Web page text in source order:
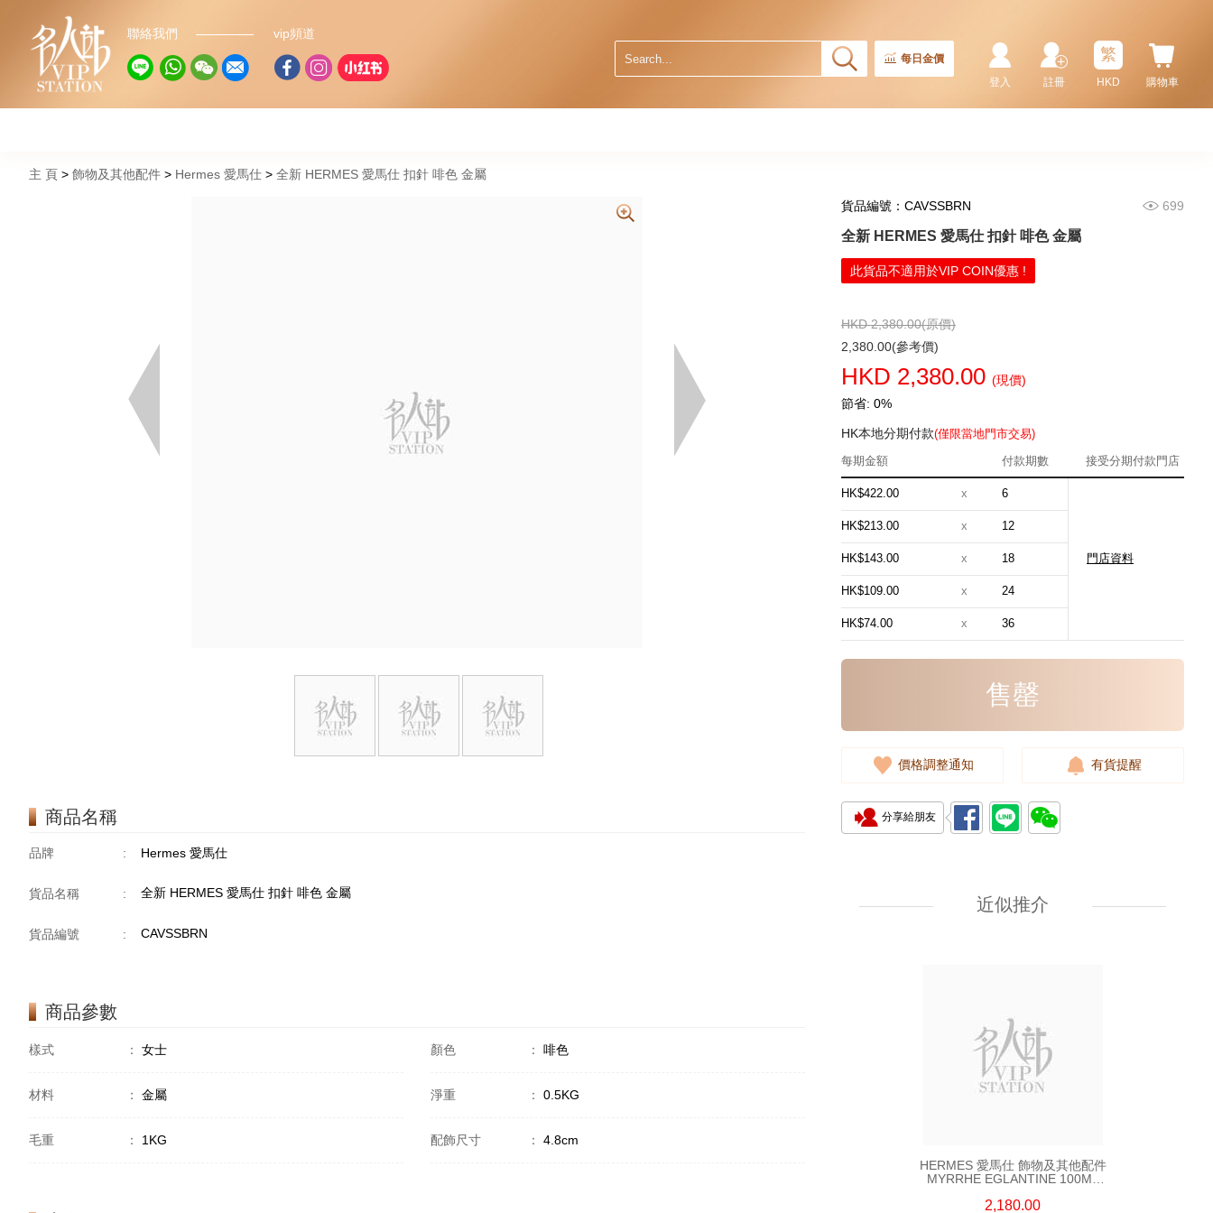
聯絡我們 vip頻道
每日金價
購物車
繁
HKD
註冊
登入
主 頁 飾物及其他配件 Hermes 愛馬仕 全新 HERMES 愛馬仕 扣針 啡色 金屬
商品名稱
品牌 : Hermes 愛馬仕
貨品名稱 : 全新 HERMES 愛馬仕 扣針 啡色 金屬
貨品編號 : CAVSSBRN
商品參數
樣式 ： 女士 顏色 ： 啡色
材料 ： 金屬 淨重 ： 0.5KG
毛重 ： 1KG 配飾尺寸 ： 4.8cm
貨品編號：CAVSSBRN 699
全新 HERMES 愛馬仕 扣針 啡色 金屬
此貨品不適用於VIP COIN優惠 !
HKD 2,380.00(原價)
2,380.00(參考價)
HKD 2,380.00 (現價)
節省: 0%
HK本地分期付款(僅限當地門市交易)
每期金額
付款期數 接受分期付款門店
HK$422.00 x 6
門店資料
HK$213.00 x 12
HK$143.00 x 18
HK$109.00 x 24
HK$74.00 x 36
售罄
價格調整通知 有貨提醒
分享給朋友
近似推介
全新 HERMES 愛馬仕 沐浴乳霜
TWILLY D'HERMES 200ML
BODY LOTION 白色
780.00
米白色 山羊絨
16,800.00
HERMES 愛馬仕 飾物及其他配件
MYRRHE EGLANTINE 100ML
2,180.00